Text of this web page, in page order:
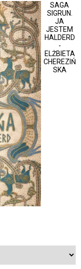
SAGA
SIGRUN.
JA
JESTEM
HALDERD
-
ELŻBIETA
CHEREZIŃ
SKA